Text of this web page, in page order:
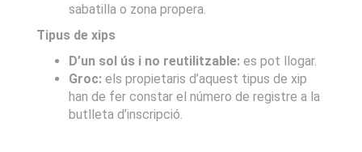
sabatilla o zona propera.
Tipus de xips
D’un sol ús i no reutilitzable: es pot llogar.
Groc: els propietaris d’aquest tipus de xip
han de fer constar el número de registre a la
butlleta d’inscripció.